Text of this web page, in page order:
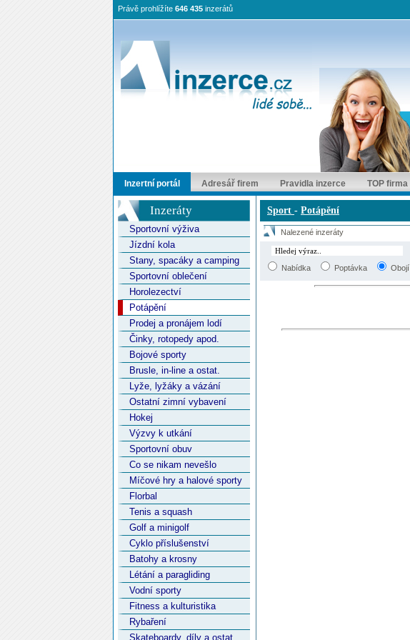
Právě prohlížíte 646 435 inzerátů
Inzertní portál Adresář firem Pravidla inzerce TOP firma
Inzeráty
Sportovní výživa
Jízdní kola
Stany, spacáky a camping
Sportovní oblečení
Horolezectví
Potápění
Prodej a pronájem lodí
Činky, rotopedy apod.
Bojové sporty
Brusle, in-line a ostat.
Lyže, lyžáky a vázání
Ostatní zimní vybavení
Hokej
Výzvy k utkání
Sportovní obuv
Co se nikam nevešlo
Míčové hry a halové sporty
Florbal
Tenis a squash
Golf a minigolf
Cyklo příslušenství
Batohy a krosny
Létání a paragliding
Vodní sporty
Fitness a kulturistika
Rybaření
Skateboardy, díly a ostat.
Sport - Potápění
Nalezené inzeráty
Nabídka Poptávka Obojí